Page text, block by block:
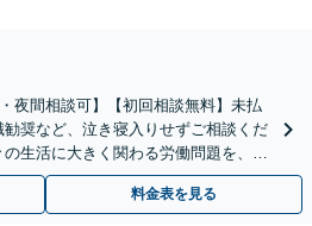
夜間相談可】【初回相談無料】未払
奨など、泣き寝入りせずご相談くだ
生活に大きく関わる労働問題を、ス
モート相談可】
料金表を見る